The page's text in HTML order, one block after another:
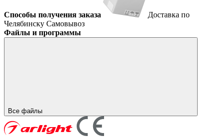
Способы получения заказа
Доставка по
Челябинску Самовывоз
Файлы и программы
Все файлы